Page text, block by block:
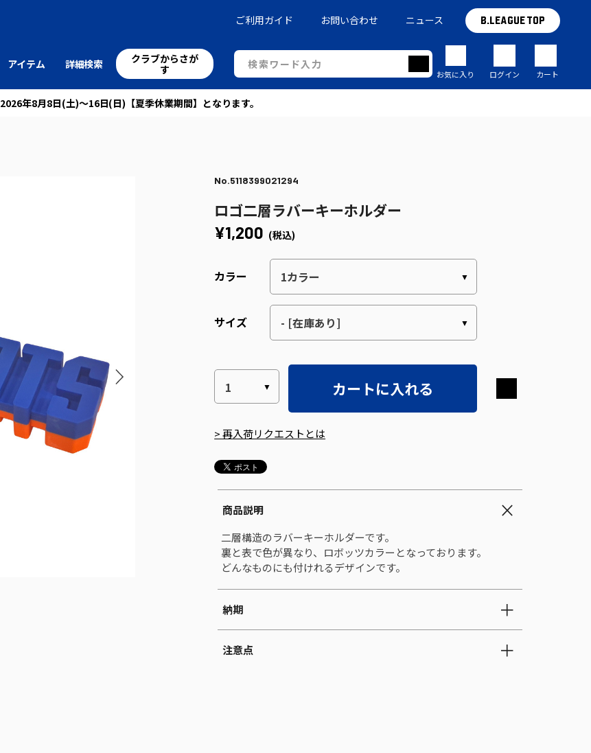
アイテム 詳細検索
クラブからさが
す
ご利用ガイド お問い合わせ ニュース B.LEAGUE TOP
お気に入り ログイン カート
2026年8月8日(土)～16日(日)【夏季休業期間】となります。
No.5118399021294
ロゴ二層ラバーキーホルダー
¥1,200 (税込)
カラー
サイズ
カートに入れる
> 再入荷リクエストとは
商品説明
二層構造のラバーキーホルダーです。
裏と表で色が異なり、ロボッツカラーとなっております。
どんなものにも付けれるデザインです。
納期
注意点